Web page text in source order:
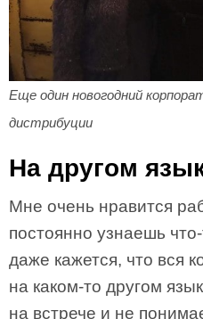
Еще один новогодний
дистрибуции
На другом
Мне очень нравится
постоянно узнаешь
даже кажется, что вся
на каком-то другом
на встрече и не